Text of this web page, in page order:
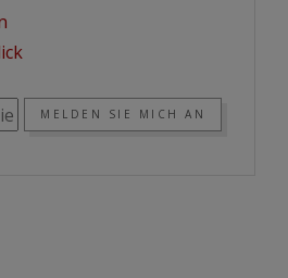
MELDEN SIE MICH AN